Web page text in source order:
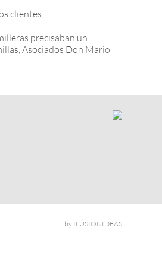
clientes.
precisaban un
Asociados Don Mario
by ILUSIONIDEAS